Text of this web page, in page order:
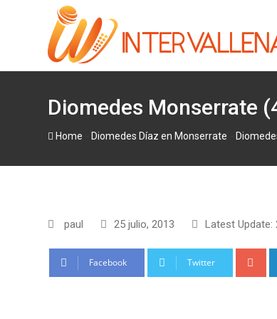
Diomedes Monserrate
Home Diomedes Díaz en Monserrate
paul 25 julio, 2013 Latest Update:
Facebook Twitter